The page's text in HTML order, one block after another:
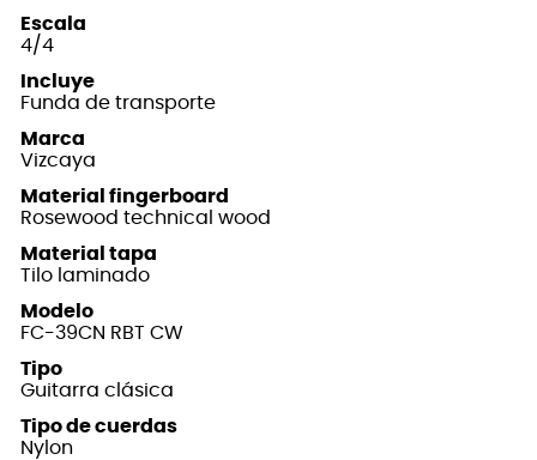
Escala
4/4
Incluye
Funda de transporte
Marca
Vizcaya
Material fingerboard
Rosewood technical wood
Material tapa
Tilo laminado
Modelo
FC-39CN RBT CW
Tipo
Guitarra clásica
Tipo de cuerdas
Nylon